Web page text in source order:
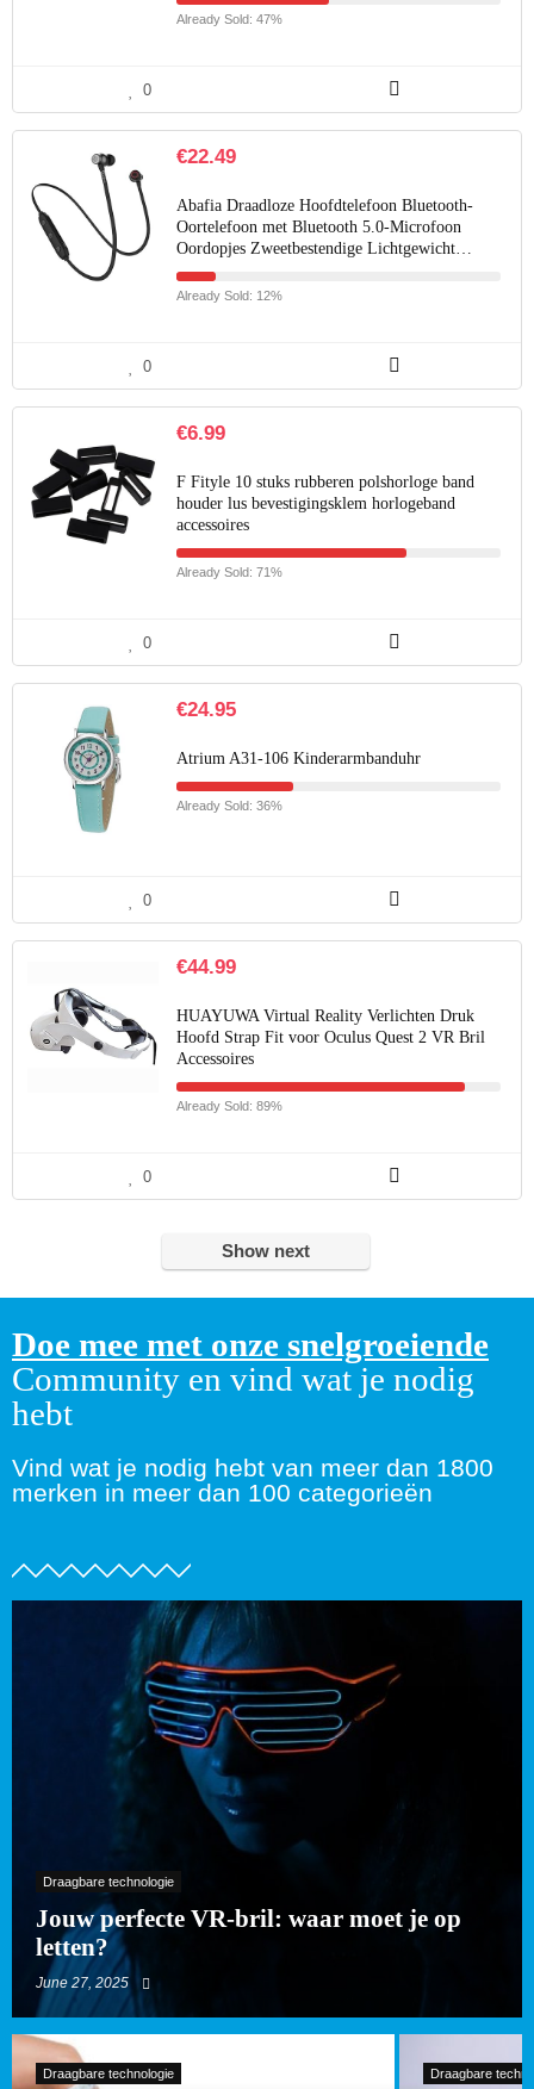
Already Sold: 47%
0
€22.49
Abafia Draadloze Hoofdtelefoon Bluetooth-
Oortelefoon met Bluetooth 5.0-Microfoon
Oordopjes Zweetbestendige Lichtgewicht…
Already Sold: 12%
0
€6.99
F Fityle 10 stuks rubberen polshorloge band
houder lus bevestigingsklem horlogeband
accessoires
Already Sold: 71%
0
€24.95
Atrium A31-106 Kinderarmbanduhr
Already Sold: 36%
0
€44.99
HUAYUWA Virtual Reality Verlichten Druk
Hoofd Strap Fit voor Oculus Quest 2 VR Bril
Accessoires
Already Sold: 89%
0
Show next
Doe mee met onze snelgroeiende
Community en vind wat je nodig
hebt
Vind wat je nodig hebt van meer dan 1800
merken in meer dan 100 categorieën
Draagbare technologie
Jouw perfecte VR-bril: waar moet je op
letten?
June 27, 2025
Draagbare technologie Draagbare